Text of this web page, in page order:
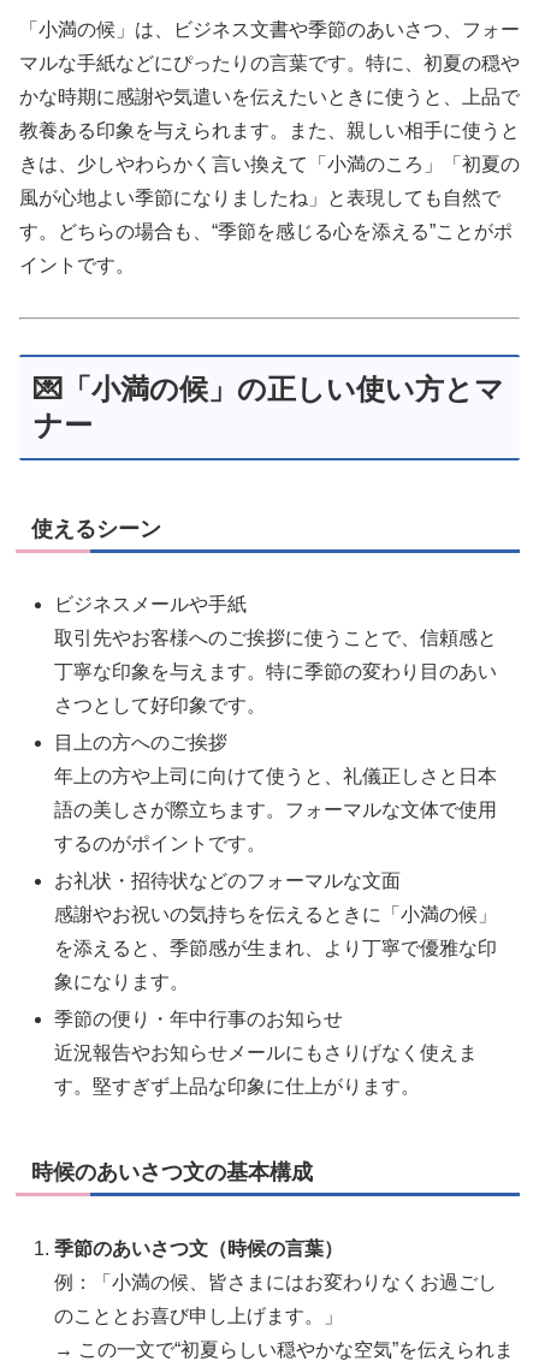
「小満の候」は、ビジネス文書や季節のあいさつ、フォー
マルな手紙などにぴったりの言葉です。特に、初夏の穏や
かな時期に感謝や気遣いを伝えたいときに使うと、上品で
教養ある印象を与えられます。また、親しい相手に使うと
きは、少しやわらかく言い換えて「小満のころ」「初夏の
風が心地よい季節になりましたね」と表現しても自然で
す。どちらの場合も、“季節を感じる心を添える”ことがポ
イントです。
💌「小満の候」の正しい使い方とマ
ナー
使えるシーン
ビジネスメールや手紙
取引先やお客様へのご挨拶に使うことで、信頼感と
丁寧な印象を与えます。特に季節の変わり目のあい
さつとして好印象です。
目上の方へのご挨拶
年上の方や上司に向けて使うと、礼儀正しさと日本
語の美しさが際立ちます。フォーマルな文体で使用
するのがポイントです。
お礼状・招待状などのフォーマルな文面
感謝やお祝いの気持ちを伝えるときに「小満の候」
を添えると、季節感が生まれ、より丁寧で優雅な印
象になります。
季節の便り・年中行事のお知らせ
近況報告やお知らせメールにもさりげなく使えま
す。堅すぎず上品な印象に仕上がります。
時候のあいさつ文の基本構成
季節のあいさつ文（時候の言葉）
例：「小満の候、皆さまにはお変わりなくお過ごし
のこととお喜び申し上げます。」
→ この一文で“初夏らしい穏やかな空気”を伝えられま